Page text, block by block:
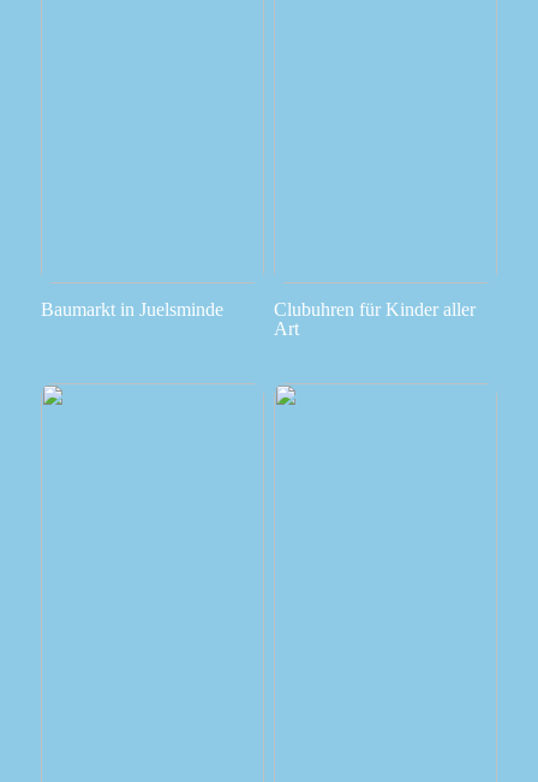
Baumarkt in Juelsminde
Clubuhren für Kinder aller
Art